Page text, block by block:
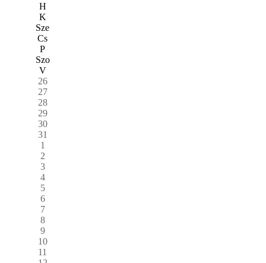
H
K
Sze
Cs
P
Szo
V
26
27
28
29
30
31
1
2
3
4
5
6
7
8
9
10
11